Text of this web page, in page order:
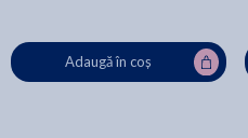
Adaugă în coș